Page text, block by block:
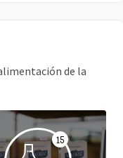
de la
15